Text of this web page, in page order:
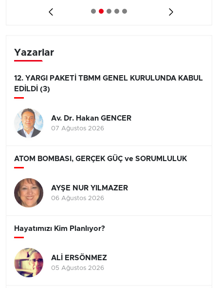
Yazarlar
12. YARGI PAKETİ TBMM GENEL KURULUNDA KABUL
EDİLDİ (3)
Av. Dr. Hakan GENCER
07 Ağustos 2026
ATOM BOMBASI, GERÇEK GÜÇ ve SORUMLULUK
AYŞE NUR YILMAZER
06 Ağustos 2026
Hayatımızı Kim Planlıyor?
ALİ ERSÖNMEZ
05 Ağustos 2026